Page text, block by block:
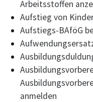
Arbeitsstoffen
Aufstieg von
Aufstiegs-BAföG
anmelden